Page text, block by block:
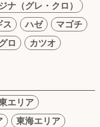
ナ（グレ・クロ）
ス ハゼ
マゴチ
ロ
カツオ
エリア
東海エリア